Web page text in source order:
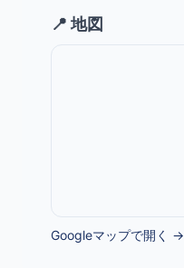
📍 地図
Googleマップで開く →